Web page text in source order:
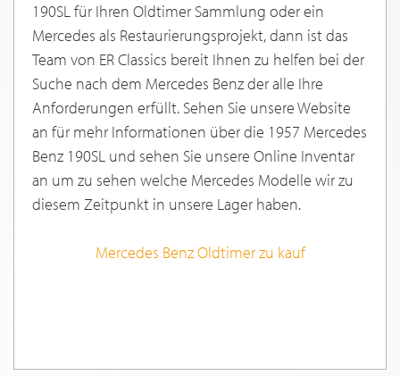
190SL für Ihren Oldtimer Sammlung oder ein
Mercedes als Restaurierungsprojekt, dann ist das
Team von ER Classics bereit Ihnen zu helfen bei der
Suche nach dem Mercedes Benz der alle Ihre
Anforderungen erfüllt. Sehen Sie unsere Website
an für mehr Informationen über die 1957 Mercedes
Benz 190SL und sehen Sie unsere Online Inventar
an um zu sehen welche Mercedes Modelle wir zu
diesem Zeitpunkt in unsere Lager haben.
Mercedes Benz Oldtimer zu kauf